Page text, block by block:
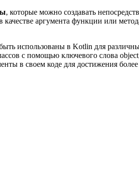
, которые можно создавать
качестве аргумента функции или
использованы в Kotlin для
с помощью ключевого слова
в своем коде для достижения